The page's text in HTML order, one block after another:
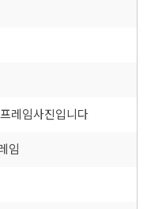
레임사진입니다
임